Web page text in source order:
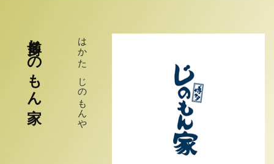
博多じのもん家 はかた じのもんや